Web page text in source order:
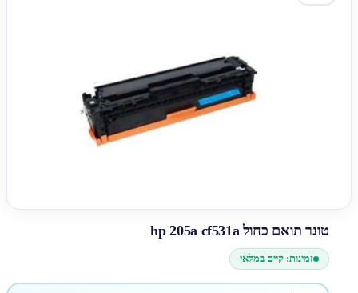
טונר תואם כחול hp 205a cf531a
זמינות: קיים במלאי